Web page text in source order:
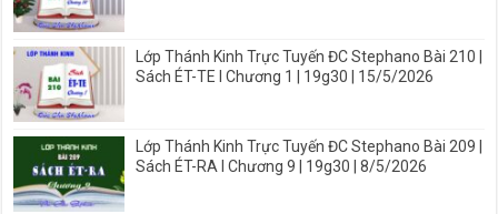
Lớp Thánh Kinh Trực Tuyến ĐC Stephano Bài 210 |
Sách ÉT-TE I Chương 1 | 19g30 | 15/5/2026
Lớp Thánh Kinh Trực Tuyến ĐC Stephano Bài 209 |
Sách ÉT-RA I Chương 9 | 19g30 | 8/5/2026